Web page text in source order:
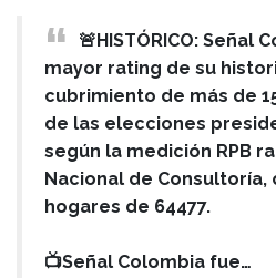
🚨HISTÓRICO: Señal
mayor rating de su
cubrimiento de más de
de las elecciones
según la medición RPB
Nacional de Consultoría,
hogares de 64477.
📺Señal Colombia fue…